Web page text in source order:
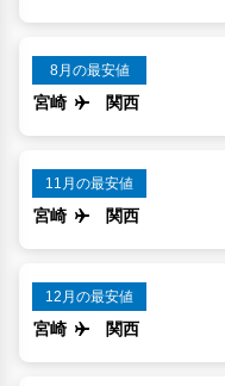
8月の最安値
宮崎 関西
11月の最安値
宮崎 関西
12月の最安値
宮崎 関西